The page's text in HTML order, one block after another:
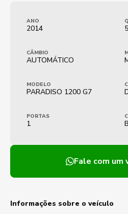
ANO
2014
CÂMBIO
AUTOMÁTICO
MODELO
PARADISO 1200 G7
PORTAS
1
Fale com um
Informações sobre o veículo